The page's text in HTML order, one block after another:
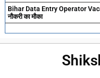
Bihar Data Entry Operator
नौकरी का मौका